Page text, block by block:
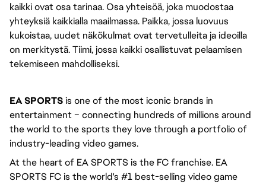
kaikki ovat osa tarinaa. Osa yhteisöä, joka muodostaa
yhteyksiä kaikkialla maailmassa. Paikka, jossa luovuus
kukoistaa, uudet näkökulmat ovat tervetulleita ja ideoilla
on merkitystä. Tiimi, jossa kaikki osallistuvat pelaamisen
tekemiseen mahdolliseksi.
EA SPORTS is one of the most iconic brands in
entertainment – connecting hundreds of millions around
the world to the sports they love through a portfolio of
industry-leading video games.
At the heart of EA SPORTS is the FC franchise. EA
SPORTS FC is the world's #1 best-selling video game